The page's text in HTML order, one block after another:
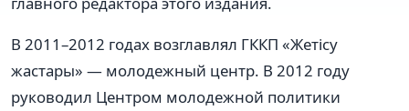
В 2011–2012 годах возглавлял ГККП «Жетісу
жастары» — молодежный центр. В 2012 году
руководил Центром молодежной политики